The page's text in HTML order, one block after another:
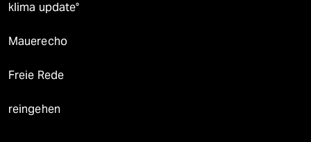
klima update°
Mauerecho
Freie Rede
reingehen